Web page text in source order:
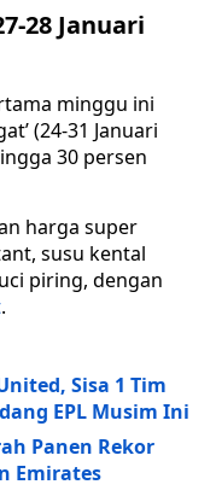
28 Januari
minggu ini
(24-31 Januari
30 persen
harga super
susu kental
piring, dengan
.
Sisa 1 Tim
EPL Musim Ini
Panen Rekor
Emirates